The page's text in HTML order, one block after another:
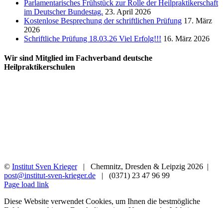
Parlamentarisches Frühstück zur Rolle der Heilpraktikerschaft
im Deutscher Bundestag. 23. April 2026
Kostenlose Besprechung der schriftlichen Prüfung 17. März
2026
Schriftliche Prüfung 18.03.26 Viel Erfolg!!! 16. März 2026
Wir sind Mitglied im Fachverband deutsche
Heilpraktikerschulen
© Institut Sven Krieger| Chemnitz, Dresden & Leipzig 2026 |
post@institut-sven-krieger.de | (0371) 23 47 96 99
Facebook
YouTube
Instagram
Rss
Page load link
Diese Website verwendet Cookies, um Ihnen die bestmögliche